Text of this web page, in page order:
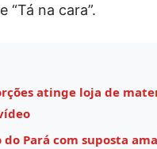
“Tá na cara”.
atinge loja de
Pará com suposta